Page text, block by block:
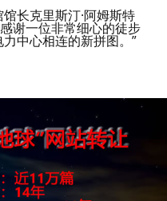
长克里斯汀·阿姆斯特
谢一位非常细心的徒步
中心相连的新拼图。”